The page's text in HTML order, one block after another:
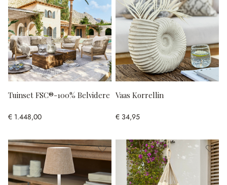
Tuinset FSC®-100% Belvidere
€ 1.448,00
Vaas Korrellin
€ 34,95